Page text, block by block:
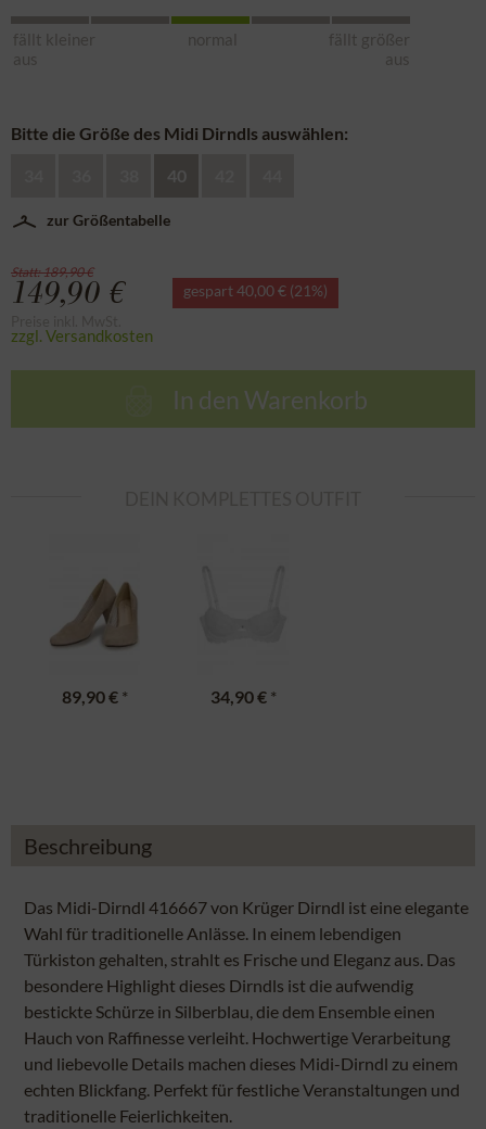
fällt kleiner
aus
normal
fällt größer
aus
Bitte die Größe des Midi Dirndls auswählen:
40
zur Größentabelle
Statt: 189,90 €
149,90 € gespart 40,00 € (21%)
zzgl. Versandkosten
In den Warenkorb
89,90 € * 34,90 € *
Beschreibung
Das Midi-Dirndl 416667 von Krüger Dirndl ist eine elegante
Wahl für traditionelle Anlässe. In einem lebendigen
Türkiston gehalten, strahlt es Frische und Eleganz aus. Das
besondere Highlight dieses Dirndls ist die aufwendig
bestickte Schürze in Silberblau, die dem Ensemble einen
Hauch von Raffinesse verleiht. Hochwertige Verarbeitung
und liebevolle Details machen dieses Midi-Dirndl zu einem
echten Blickfang. Perfekt für festliche Veranstaltungen und
traditionelle Feierlichkeiten.